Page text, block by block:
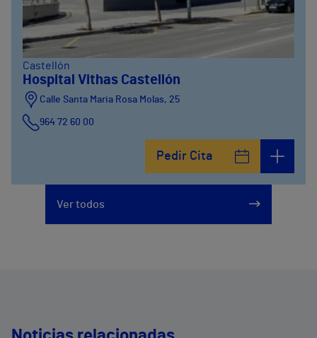
Castellón
Hospital Vithas Castellón
Calle Santa Maria Rosa Molas, 25
964 72 60 00
Pedir Cita
Ver todos